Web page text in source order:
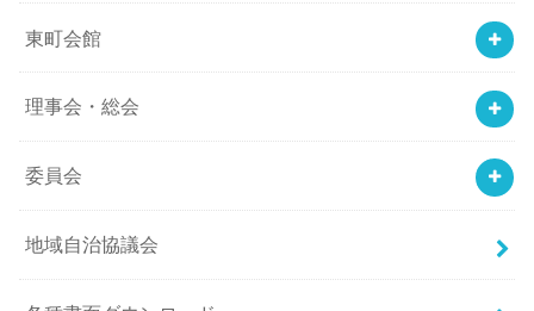
東町会館
理事会・総会
委員会
地域自治協議会